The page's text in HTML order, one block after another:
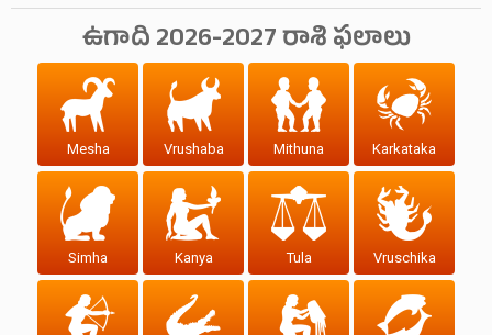
ఉగాది 2026-2027 రాశి ఫలాలు
Mesha Vrushaba Mithuna Karkataka
Simha Kanya Tula Vruschika